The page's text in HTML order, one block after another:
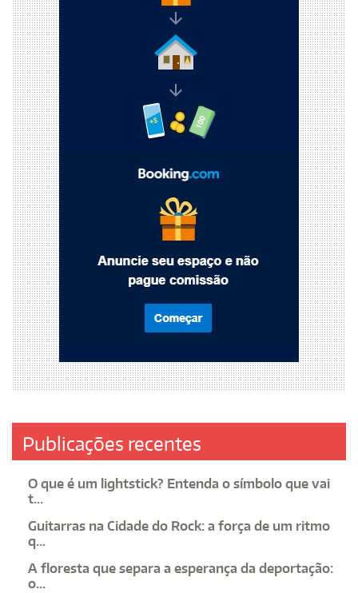
Publicações recentes
O que é um lightstick? Entenda o símbolo que vai
t...
Guitarras na Cidade do Rock: a força de um ritmo
q...
A floresta que separa a esperança da deportação:
o...